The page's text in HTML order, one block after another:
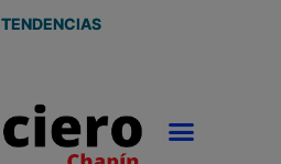
TENDENCIAS